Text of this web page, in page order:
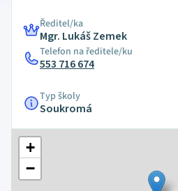
Ředitel/ka
Mgr. Lukáš Zemek
Telefon na ředitele/ku
553 716 674
Typ školy
Soukromá
+
−